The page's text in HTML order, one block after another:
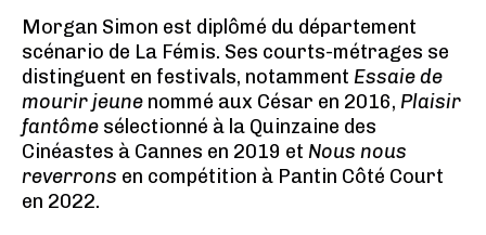
Morgan Simon est diplômé du département
scénario de La Fémis. Ses courts-métrages se
distinguent en festivals, notamment Essaie de
mourir jeune nommé aux César en 2016, Plaisir
fantôme sélectionné à la Quinzaine des
Cinéastes à Cannes en 2019 et Nous nous
reverrons en compétition à Pantin Côté Court
en 2022.